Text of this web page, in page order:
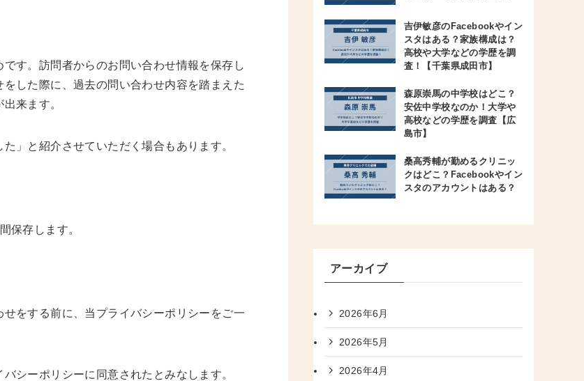
す。訪問者からのお問い合わせ情報を保存し
した際に、過去の問い合わせ内容を踏まえた
来ます。
」と紹介させていただく場合もあります。
保存します。
をする前に、当プライバシーポリシーをご一
シーポリシーに同意されたとみなします。
吉伊敏彦のFacebookやイン
スタはある？家族構成は？
高校や大学などの学歴を調
査！【千葉県成田市】
森原崇馬の中学校はどこ？
安佐中学校なのか！大学や
高校などの学歴を調査【広
島市】
桑高秀輔が勤めるクリニッ
クはどこ？Facebookやイン
スタのアカウントはある？
アーカイブ
2026年6月
2026年5月
2026年4月